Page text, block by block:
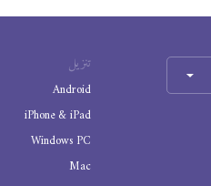
تنزيل
Android
iPhone & iPad
Windows PC
Mac